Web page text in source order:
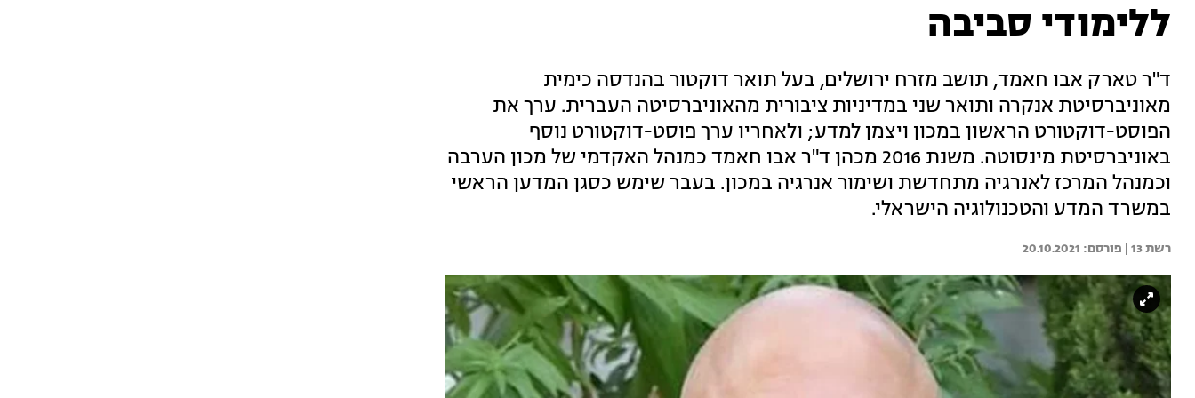
ללימודי סביבה
ד"ר טארק אבו חאמד, תושב מזרח ירושלים, בעל תואר דוקטור בהנדסה כימית
מאוניברסיטת אנקרה ותואר שני במדיניות ציבורית מהאוניברסיטה העברית. ערך את
הפוסט-דוקטורט הראשון במכון ויצמן למדע; ולאחריו ערך פוסט-דוקטורט נוסף
באוניברסיטת מינסוטה. משנת 2016 מכהן ד"ר אבו חאמד כמנהל האקדמי של מכון הערבה
וכמנהל המרכז לאנרגיה מתחדשת ושימור אנרגיה במכון. בעבר שימש כסגן המדען הראשי
במשרד המדע והטכנולוגיה הישראלי.
רשת 13 | 20.10.2021